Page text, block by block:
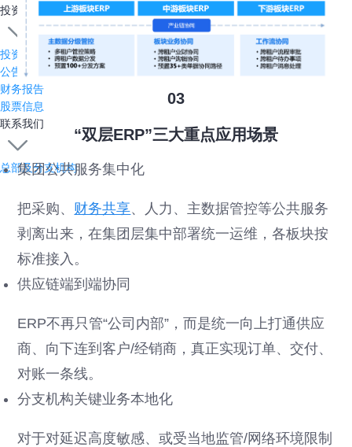
投资者关系
投资者关系主页
公告与通函
财务报告
股票信息
联系我们
总部及分支机构
03
“双层ERP”三大重点应用场景
集团公共服务集中化
把采购、 财务共享、人力、主数据管控等公共服务
剥离出来，在集团层集中部署统一运维，各板块按
标准接入。
供应链端到端协同
ERP不再只管“公司内部”，而是统一向上打通供应
商、向下连到客户/经销商，真正实现订单、交付、
对账一条线。
分支机构关键业务本地化
对于对延迟高度敏感、或受当地监管/网络环境限制